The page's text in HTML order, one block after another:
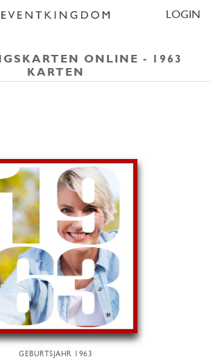
LOGIN
ONLINE - 1963
KARTEN
GEBURTSJAHR 1963